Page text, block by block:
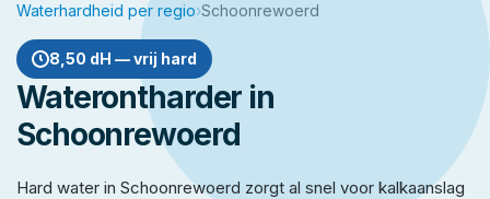
Waterhardheid per regio›Schoonrewoerd
8,50 dH — vrij hard
Waterontharder in
Schoonrewoerd
Hard water in Schoonrewoerd zorgt al snel voor kalkaanslag